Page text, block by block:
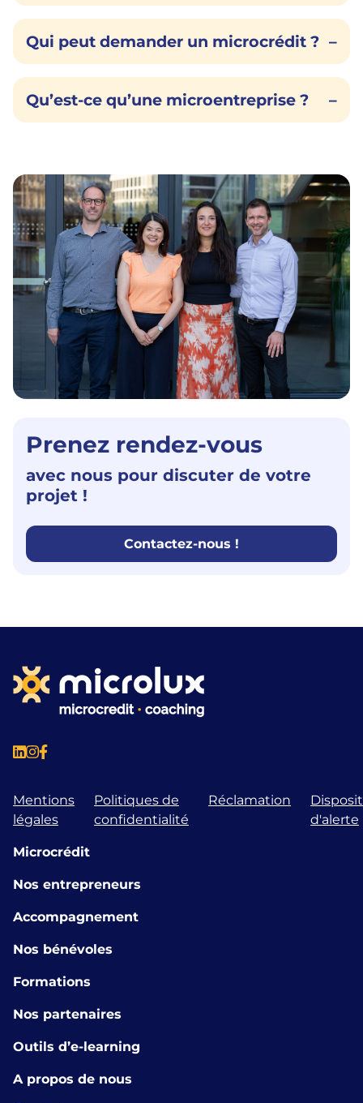
Qui peut demander un microcrédit ? –
Qu’est-ce qu’une microentreprise ? –
Prenez rendez-vous
avec nous pour discuter de votre
projet !
Contactez-nous !
Mentions
légales
Politiques de
confidentialité
Réclamation
d'alerte
Microcrédit
Nos entrepreneurs
Accompagnement
Nos bénévoles
Formations
Nos partenaires
Outils d’e-learning
A propos de nous